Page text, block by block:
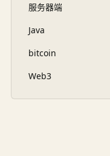
服务器端
Java
bitcoin
Web3